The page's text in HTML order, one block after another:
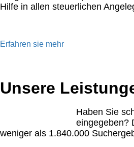
Hilfe in allen steuerlichen
Erfahren sie mehr
Unsere
Haben Sie
eingegeben?
weniger als 1.840.000